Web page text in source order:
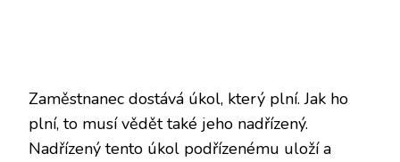
Zaměstnanec dostává úkol, který plní. Jak ho
plní, to musí vědět také jeho nadřízený.
Nadřízený tento úkol podřízenému uloží a